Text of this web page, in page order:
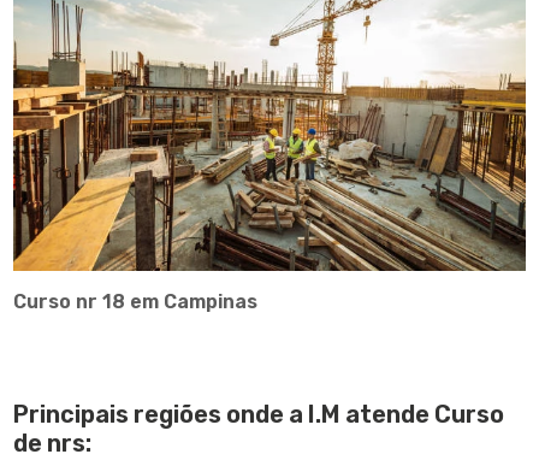
Curso nr 18 em Campinas
Principais regiões onde a I.M atende Curso
de nrs: